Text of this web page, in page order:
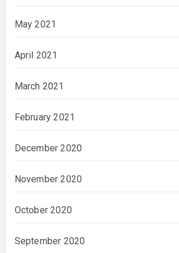
May 2021
April 2021
March 2021
February 2021
December 2020
November 2020
October 2020
September 2020